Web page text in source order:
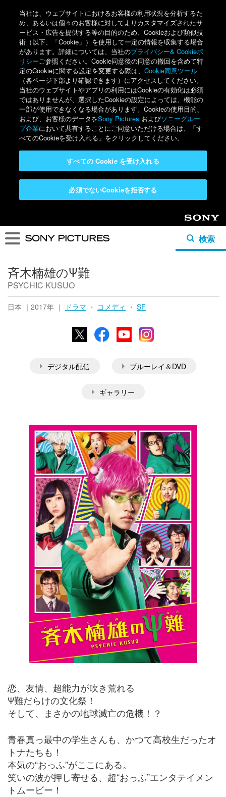
当社は、ウェブサイトにおけるお客様の利用状況を分析するた
め、あるいは個々のお客様に対してよりカスタマイズされたサ
ービス・広告を提供する等の目的のため、Cookieおよび類似技
術（以下、「Cookie」）を使用して一定の情報を収集する場合
があります。詳細については、当社のプライバシー& Cookieポ
リシーご参照ください。Cookie同意後の同意の撤回を含めて特
定のCookieに関する設定を変更する際は、Cookie同意ツール
（各ページ下部より確認できます）にアクセスしてください。
当社のウェブサイトやアプリの利用にはCookieの有効化は必須
ではありませんが、選択したCookieの設定によっては、機能の
一部が使用できなくなる場合があります。Cookieの使用目的、
および、お客様のデータをSony Pictures およびソニーグルー
プ企業において共有することにご同意いただける場合は、「す
べてのCookieを受け入れる」をクリックしてください。
必須でないCookieを拒否する
すべての Cookie を受け入れる
Sony
検索
斉木楠雄のΨ難
PSYCHIC KUSUO
日本 ｜2017年 ｜ ドラマ ・ コメディ ・ SF
X FacebookYouTubeInstagram
デジタル配信 ブルーレイ＆DVD
ギャラリー
恋、友情、超能力が吹き荒れる
Ψ難だらけの文化祭！
そして、まさかの地球滅亡の危機！？
青春真っ最中の学生さんも、かつて高校生だったオ
トナたちも！
本気の“おっふ”がここにある。
笑いの波が押し寄せる、超“おっふ”エンタテイメン
トムービー！